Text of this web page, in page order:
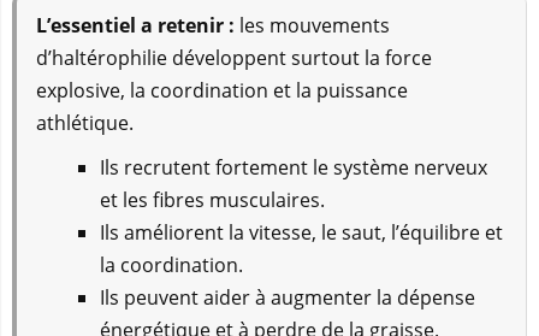
L’essentiel a retenir : les mouvements
d’haltérophilie développent surtout la force
explosive, la coordination et la puissance
athlétique.
Ils recrutent fortement le système nerveux
et les fibres musculaires.
Ils améliorent la vitesse, le saut, l’équilibre et
la coordination.
Ils peuvent aider à augmenter la dépense
énergétique et à perdre de la graisse.